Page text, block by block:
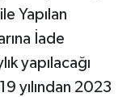
Yapılan
İade
yapılacağı
yılından 2023